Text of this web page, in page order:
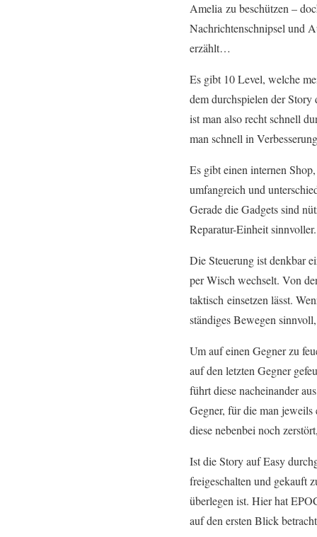
Amelia zu beschützen –
Nachrichtenschnipsel und
erzählt…
Es gibt 10 Level, welche
dem durchspielen der
ist man also recht schnell
man schnell in
Es gibt einen internen
umfangreich und
Gerade die Gadgets sind
Reparatur-Einheit sinnvoller.
Die Steuerung ist denkbar
per Wisch wechselt. Von
taktisch einsetzen lässt.
ständiges Bewegen
Um auf einen Gegner zu
auf den letzten Gegner
führt diese nacheinander
Gegner, für die man jeweils
diese nebenbei noch
Ist die Story auf Easy
freigeschalten und gekauft
überlegen ist. Hier hat
auf den ersten Blick